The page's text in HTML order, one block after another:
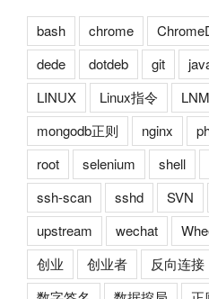
bash chrome
dede
dotdeb git
LINUX
Linux指令
mongodb正则
nginx
root
selenium shell
ssh-scan
sshd SVN
upstream
wechat
创业
创业者 反向连接